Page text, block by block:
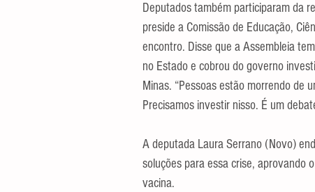
Deputados também participaram da
preside a Comissão de Educação,
encontro. Disse que a Assembleia
no Estado e cobrou do governo
Minas. “Pessoas estão morrendo de
Precisamos investir nisso. É um
A deputada Laura Serrano (Novo)
soluções para essa crise, aprovando
vacina.